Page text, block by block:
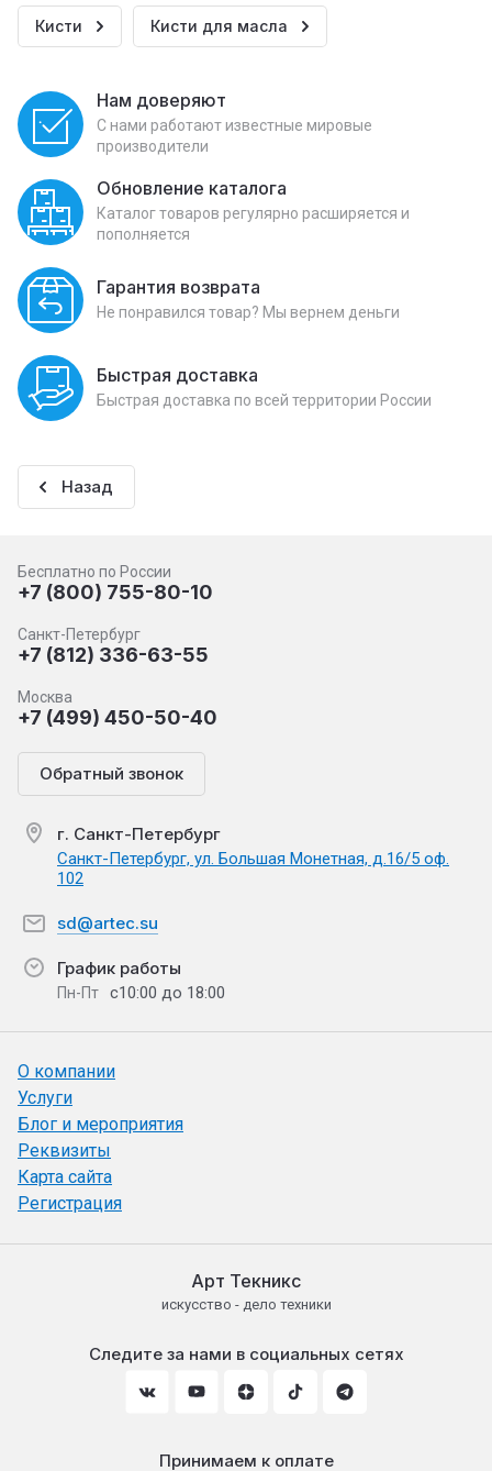
Кисти Кисти для масла
Нам доверяют
С нами работают известные мировые
производители
Обновление каталога
Каталог товаров регулярно расширяется и
пополняется
Гарантия возврата
Не понравился товар? Мы вернем деньги
Быстрая доставка
Быстрая доставка по всей территории России
Назад
Бесплатно по России
+7 (800) 755-80-10
Санкт-Петербург
+7 (812) 336-63-55
Москва
+7 (499) 450-50-40
Обратный звонок
г. Санкт-Петербург
Санкт-Петербург, ул. Большая Монетная, д.16/5 оф.
102
sd@artec.su
График работы
Пн-Пт с10:00 до 18:00
О компании
Услуги
Блог и мероприятия
Реквизиты
Карта сайта
Регистрация
Арт Текникс
искусство - дело техники
Следите за нами в социальных сетях
Принимаем к оплате